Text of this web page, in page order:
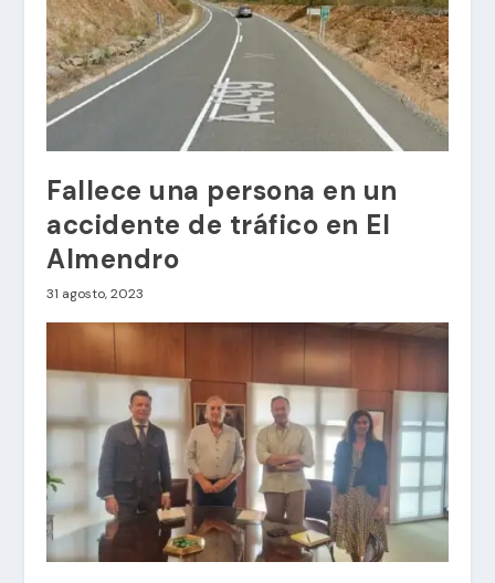
Fallece una persona en un
accidente de tráfico en El
Almendro
31 agosto, 2023